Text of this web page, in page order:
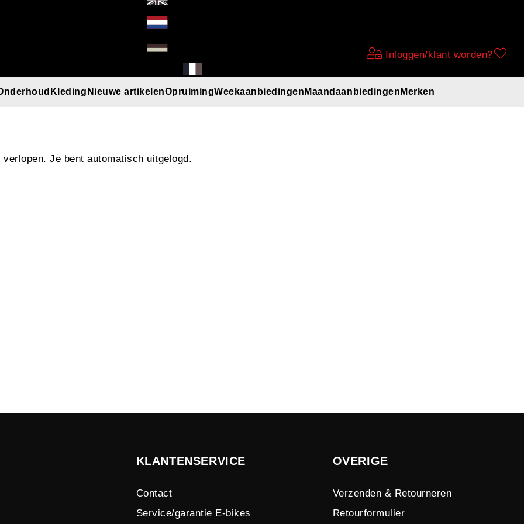
Inloggen/klant worden?
Kleding Nieuwe artikelenOpruimingWeekaanbiedingen Maandaanbiedingen Merken
Je bent automatisch uitgelogd.
KLANTENSERVICE
Contact
Service/garantie E-bikes
OVERIGE
Verzenden & Retourneren
Retourformulier